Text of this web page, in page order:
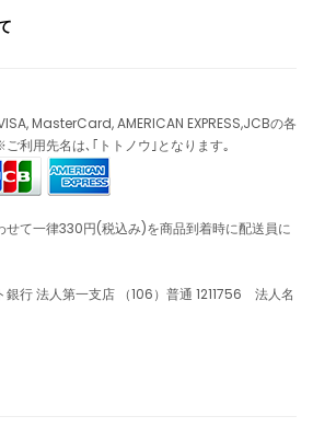
MasterCard, AMERICAN EXPRESS,JCBの各
利用先名は､｢トトノウ｣となります｡
せて一律330円(税込み)を商品到着時に配送員に
銀行 法人第一支店 （106）普通 1211756 法人名